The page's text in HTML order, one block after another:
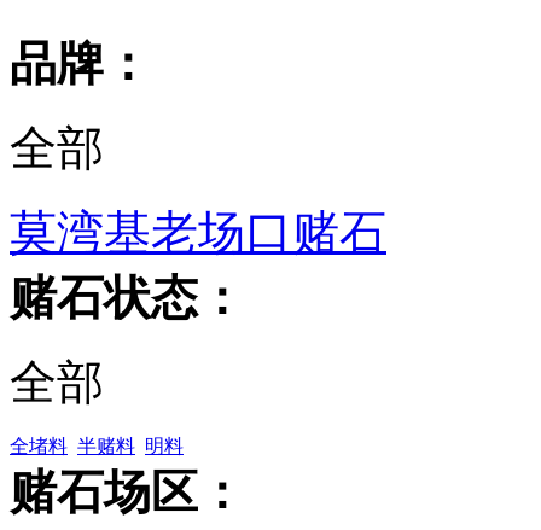
品牌：
全部
莫湾基老场口赌石
赌石状态：
全部
全堵料 半赌料 明料
赌石场区：